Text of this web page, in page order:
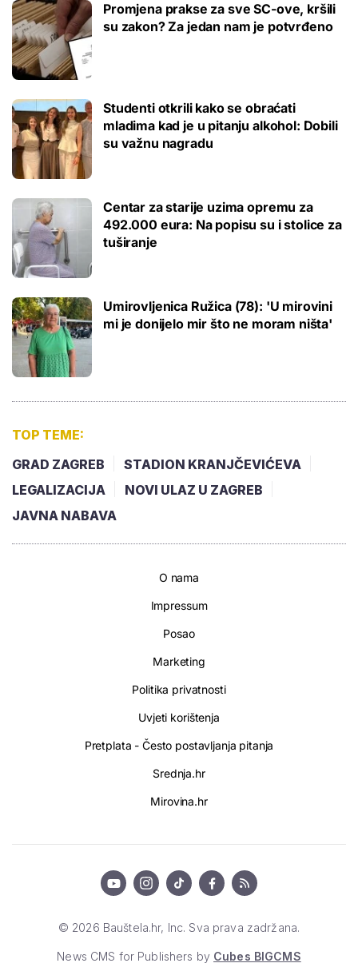
Promjena prakse za sve SC-ove, kršili
su zakon? Za jedan nam je potvrđeno
Studenti otkrili kako se obraćati
mladima kad je u pitanju alkohol: Dobili
su važnu nagradu
Centar za starije uzima opremu za
492.000 eura: Na popisu su i stolice za
tuširanje
Umirovljenica Ružica (78): 'U mirovini
mi je donijelo mir što ne moram ništa'
TOP TEME:
GRAD ZAGREB
STADION KRANJČEVIĆEVA
LEGALIZACIJA
NOVI ULAZ U ZAGREB
JAVNA NABAVA
O nama
Impressum
Posao
Marketing
Politika privatnosti
Uvjeti korištenja
Pretplata - Često postavljanja pitanja
Srednja.hr
Mirovina.hr
© 2026 Bauštela.hr, Inc. Sva prava zadržana.
News CMS for Publishers by Cubes BIGCMS